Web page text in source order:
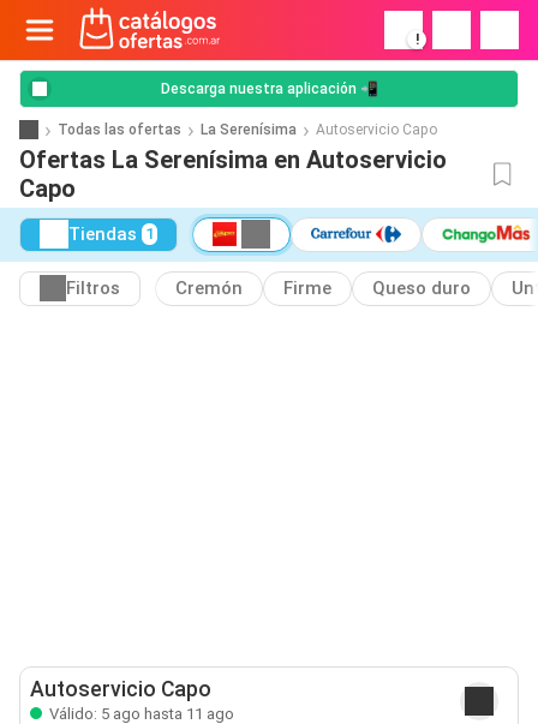
!
Descarga nuestra aplicación 📲
Todas las ofertas La Serenísima Autoservicio Capo
Ofertas La Serenísima en Autoservicio
Capo
Tiendas 1
Filtros Cremón Firme Queso duro
Autoservicio Capo
Válido: 5 ago hasta 11 ago